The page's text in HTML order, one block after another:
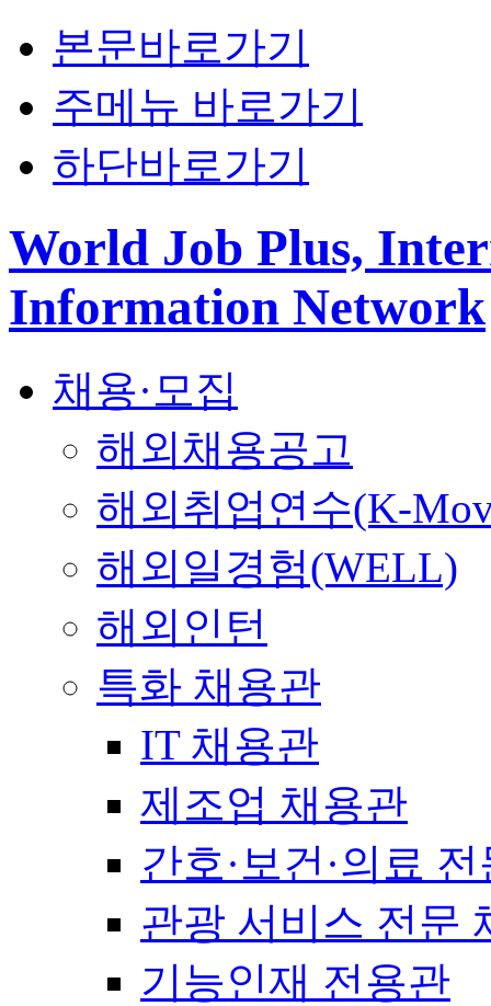
본문바로가기
주메뉴 바로가기
하단바로가기
World Job Plus,
Information Network
채용·모집
해외채용공고
해외취업연수(K-
해외일경험(WELL)
해외인턴
특화 채용관
IT 채용관
제조업 채용관
간호·보건·의료
관광 서비스 전문
기능인재 전용관